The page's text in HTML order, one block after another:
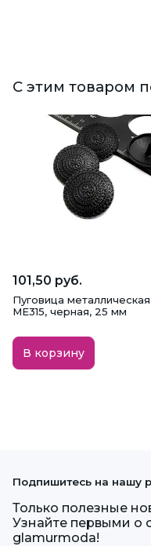
С этим товаром
101,50 руб.
Пуговица
ME315, черная, 25 мм
В корзину
Подпишитесь на нашу
Только полезные
Узнайте первыми о
glamurmoda!